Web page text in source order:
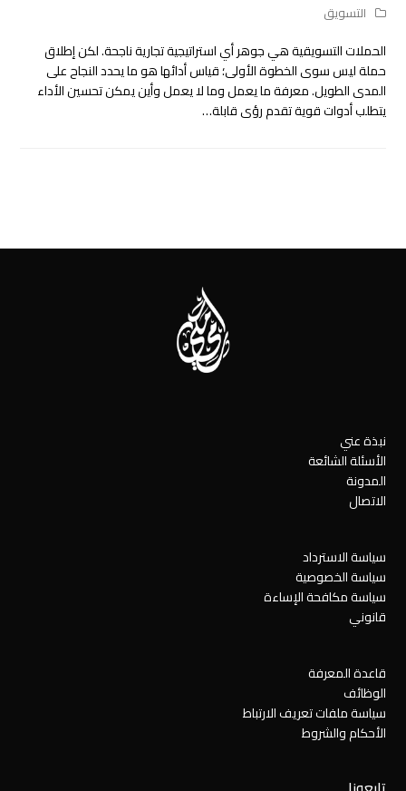
التسويق
الحملات التسويقية هي جوهر أي استراتيجية تجارية ناجحة. لكن إطلاق
حملة ليس سوى الخطوة الأولى؛ قياس أدائها هو ما يحدد النجاح على
المدى الطويل. معرفة ما يعمل وما لا يعمل وأين يمكن تحسين الأداء
يتطلب أدوات قوية تقدم رؤى قابلة…
نبذة عني
الأسئلة الشائعة
المدونة
الاتصال
سياسة الاسترداد
سياسة الخصوصية
سياسة مكافحة الإساءة
قانوني
قاعدة المعرفة
الوظائف
سياسة ملفات تعريف الارتباط
الأحكام والشروط